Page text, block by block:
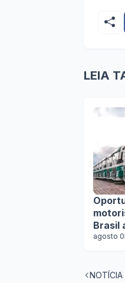
LEIA
Brasil
agosto
NOTÍCIA